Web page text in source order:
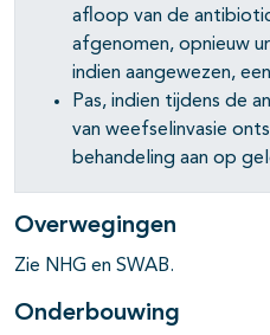
afloop van de
afgenomen, opnieuw
indien aangewezen,
Pas, indien tijdens de
van weefselinvasie
behandeling aan op
Overwegingen
Zie NHG en SWAB.
Onderbouwing